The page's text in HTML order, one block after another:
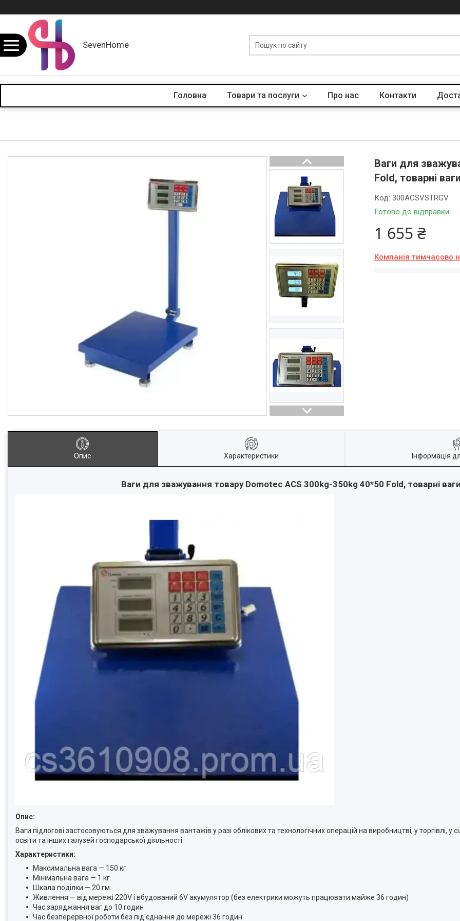
SevenHome
Головна Товари та послуги Про нас Контакти
Ваги для
Fold, товарні
Готово до відправки
Код:300ACSVSTRGV
1 655 ₴
Компанія тимчасово
Опис Характеристики Інформація
Ваги для зважування товару Domotec ACS 300kg-350kg 40*50 Fold, товарні
Опис:
Ваги підлогові застосовуються для зважування вантажів у разі облікових та технологічних операцій на виробництві, у торгівлі, у
освіти та інших галузей господарської діяльності.
Характеристики:
Максимальна вага — 150 кг.
Мінімальна вага — 1 кг.
Шкала поділки — 20 гм.
Живлення — від мережі 220V і вбудований 6V акумулятор (без електрики можуть працювати майже 36 годин)
Час заряджання ваг до 10 годин
Час безперервної роботи без під'єднання до мережі 36 годин